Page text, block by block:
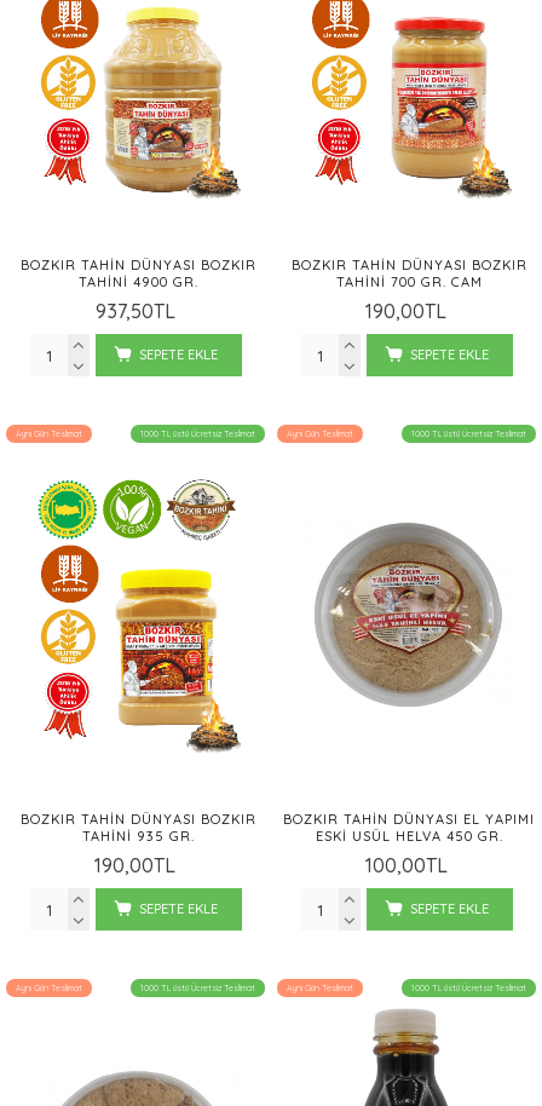
BOZKIR TAHIN DÜNYASI BOZKIR
TAHINI 4900 GR.
937,50TL
SEPETE EKLE
BOZKIR TAHIN DÜNYASI BOZKIR
TAHINI 700 GR. CAM
190,00TL
SEPETE EKLE
Aynı Gün Teslimat 1000 TL üstü Ücretsiz Teslimat
BOZKIR TAHIN DÜNYASI BOZKIR
TAHINI 935 GR.
190,00TL
SEPETE EKLE
Aynı Gün Teslimat 1000 TL üstü Ücretsiz Teslimat
BOZKIR TAHIN DÜNYASI EL YAPIMI
ESKI USÜL HELVA 450 GR.
100,00TL
SEPETE EKLE
Aynı Gün Teslimat 1000 TL üstü Ücretsiz Teslimat Aynı Gün Teslimat 1000 TL üstü Ücretsiz Teslimat